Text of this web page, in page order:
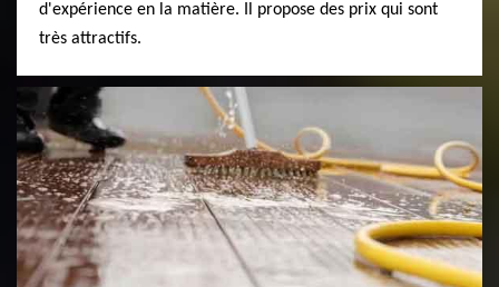
d'expérience en la matière. Il propose des prix qui sont
très attractifs.